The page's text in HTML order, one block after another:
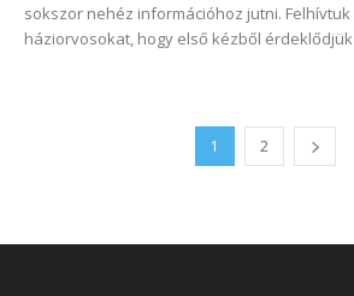
sokszor nehéz információhoz jutni.
háziorvosokat, hogy első kézből érdeklődjük
1 2